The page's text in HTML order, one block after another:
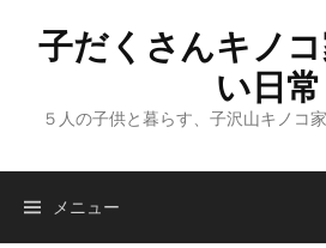
子だくさんキノ
い日常
５人の子供と暮らす、子沢山キノコ
メニュー